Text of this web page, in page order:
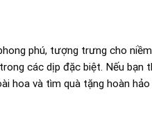
phú, tượng trưng cho
các dịp đặc biệt. Nếu bạn
hoa và tìm quà tặng hoàn